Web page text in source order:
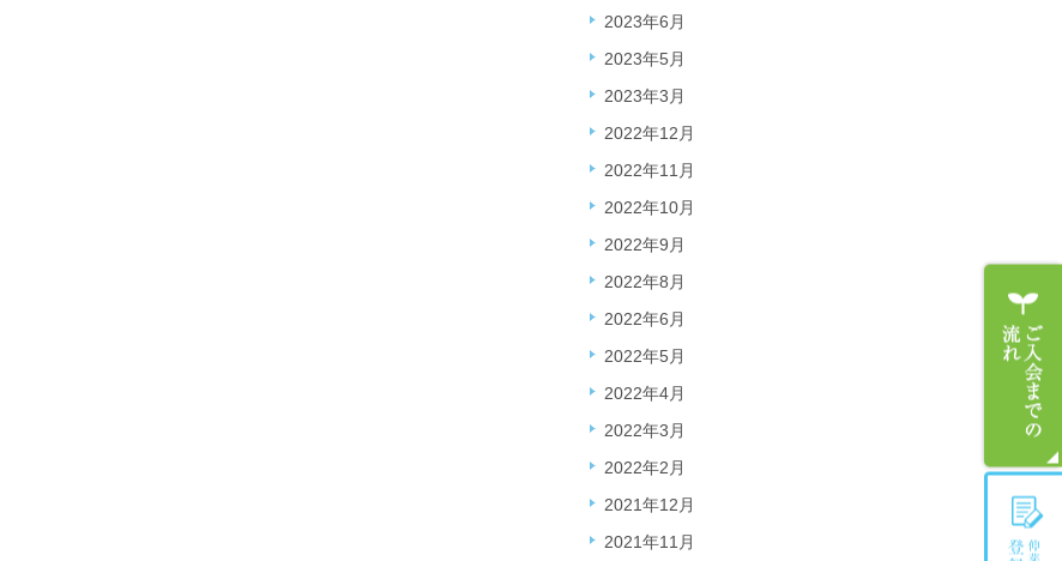
2023年6月
2023年5月
2023年3月
2022年12月
2022年11月
2022年10月
2022年9月
2022年8月
2022年6月
2022年5月
2022年4月
2022年3月
2022年2月
2021年12月
2021年11月